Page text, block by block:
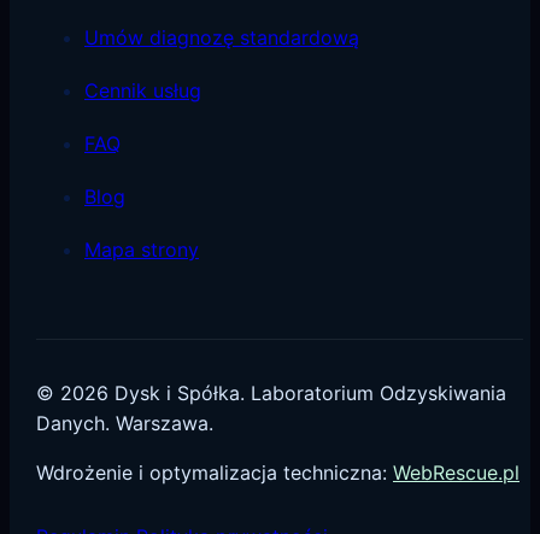
Umów diagnozę standardową
Cennik usług
FAQ
Blog
Mapa strony
© 2026 Dysk i Spółka. Laboratorium Odzyskiwania
Danych. Warszawa.
Wdrożenie i optymalizacja techniczna: WebRescue.pl